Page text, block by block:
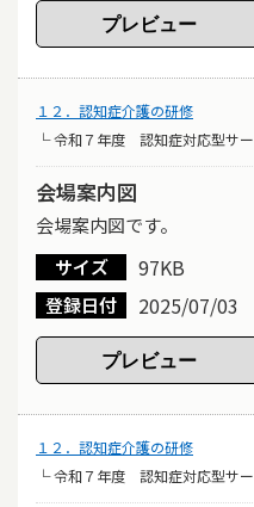
１２．認知症介護の研修
└ 令和７年度 認知症対応型サ
会場案内図
会場案内図です。
サイズ
97KB
登録日付 2025/07/03
１２．認知症介護の研修
└ 令和７年度 認知症対応型サ